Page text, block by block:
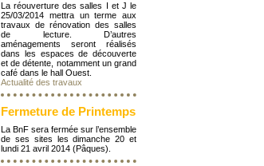
La réouverture des salles I et J le
25/03/2014 mettra un terme aux
travaux de rénovation des salles
de lecture. D’autres
aménagements seront réalisés
dans les espaces de découverte
et de détente, notamment un grand
café dans le hall Ouest.
Actualité des travaux
Fermeture de Printemps
La BnF sera fermée sur l’ensemble
de ses sites les dimanche 20 et
lundi 21 avril 2014 (Pâques).